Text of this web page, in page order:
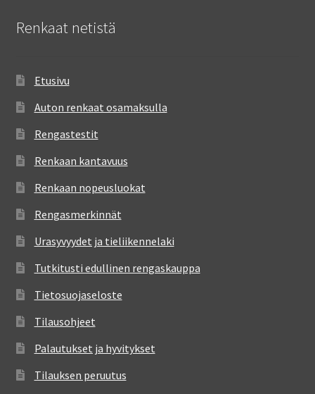
Renkaat netistä
Etusivu
Auton renkaat osamaksulla
Rengastestit
Renkaan kantavuus
Renkaan nopeusluokat
Rengasmerkinnät
Urasyvyydet ja tieliikennelaki
Tutkitusti edullinen rengaskauppa
Tietosuojaseloste
Tilausohjeet
Palautukset ja hyvitykset
Tilauksen peruutus